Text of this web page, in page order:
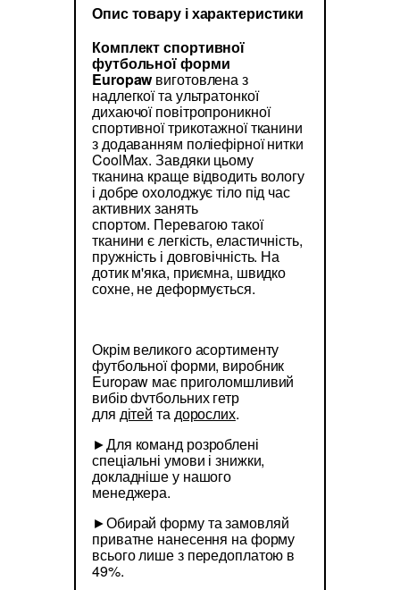
Опис товару і характеристики
Комплект спортивної
футбольної форми
Europawвиготовлена з
надлегкої та ультратонкої
дихаючої повітропроникної
спортивної трикотажної тканини
з додаванням поліефірної нитки
CoolMax. Завдяки цьому
тканина краще відводить вологу
і добре охолоджує тіло під час
активних занять
спортом. Перевагою такої
тканини є легкість, еластичність,
пружність і довговічність. На
дотик м'яка, приємна, швидко
сохне, не деформується.
Окрім великого асортименту
футбольної форми, виробник
Europaw має приголомшливий
вибір футбольних гетр
для дітей тадорослих.
►Для команд розроблені
спеціальні умови і знижки,
докладніше у нашого
менеджера.
►Обирай форму та замовляй
приватне нанесення на форму
всього лише з передоплатою в
49%.